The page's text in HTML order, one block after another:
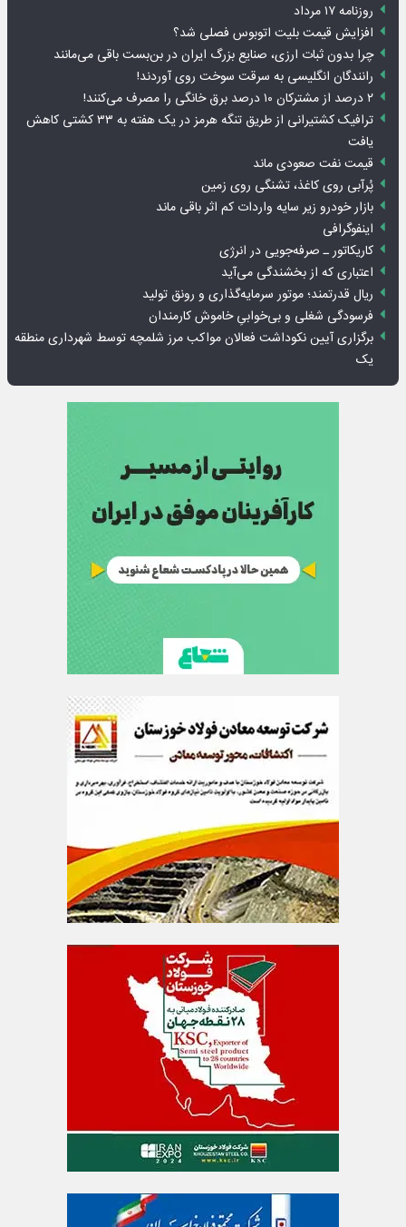
روزنامه ۱۷ مرداد
افزایش قیمت بلیت اتوبوس فصلی شد؟
چرا بدون ثبات ارزی، صنایع بزرگ ایران در بن‌بست باقی می‌مانند
رانندگان انگلیسی به سرقت سوخت روی آوردند!
۲ درصد از مشترکان ۱۰ درصد برق خانگی را مصرف می‌کنند!
ترافیک کشتیرانی از طریق تنگه هرمز در یک هفته به ۳۳ کشتی کاهش
یافت
قیمت نفت صعودی ماند
پُرآبی روی کاغذ، تشنگی روی زمین
بازار خودرو زیر سایه واردات کم اثر باقی ماند
اینفوگرافی
کاریکاتور ـ صرفه‌جویی در انرژی
اعتباری که از بخشندگی می‌آید
ریال قدرتمند؛ موتور سرمایه‌گذاری و رونق تولید
فرسودگی شغلی و بی‌خوابیِ خاموش کارمندان
برگزاری آیین نکوداشت فعالان مواکب مرز شلمچه توسط شهرداری منطقه
یک